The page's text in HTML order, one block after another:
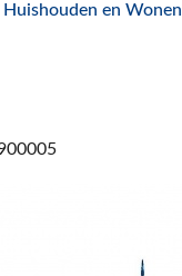
Huishouden en Wonen